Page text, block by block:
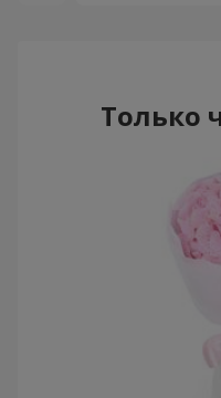
Только